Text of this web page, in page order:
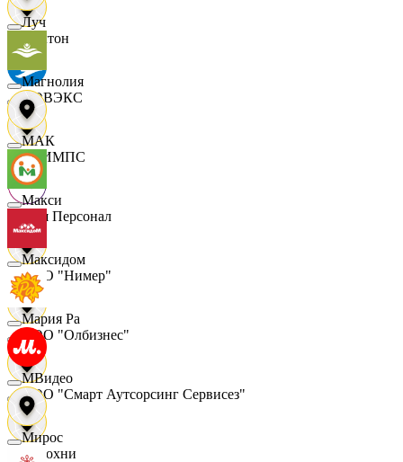
Мултон
НОВЭКС
ОЛИМПС
Ваш Персонал
ООО "Нимер"
ООО "Олбизнес"
ООО "Смарт Аутсорсинг Сервисез"
Отдохни
Луч
Магнолия
МАК
Макси
Максидом
Мария Ра
МВидео
Мирос